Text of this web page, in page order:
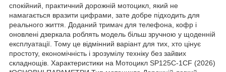
спокійний, практичний дорожній мотоцикл, який не
намагається вразити цифрами, зате добре підходить для
реального життя. Доданий тримач для телефона, кофр і
оновлені дзеркала роблять модель більш зручною у щоденній
експлуатації. Тому це відмінний варіант для тих, хто цінує
простоту, економічність і зрозумілу техніку без зайвих
складнощів. Характеристики на Мотоцикл SP125C-1CF (2026)